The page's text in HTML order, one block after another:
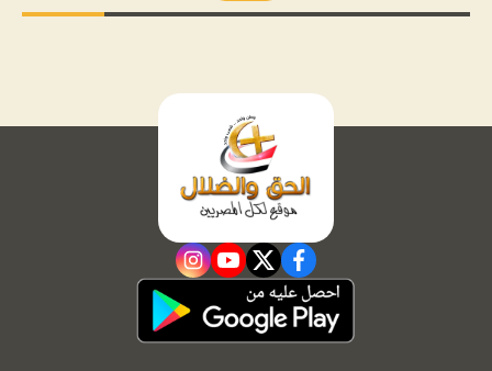
facebook
twitter
youtube
instagram